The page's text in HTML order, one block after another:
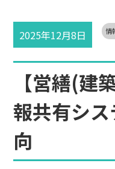
2025年12月8日 情
【営繕(建
報共有シ
向